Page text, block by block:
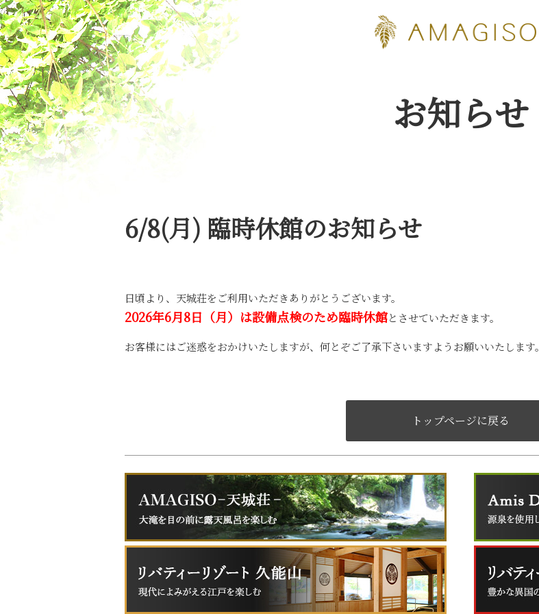
お知らせ
6/8(月) 臨時休館のお知らせ
日頃より、天城荘をご利用いただきありがとうございます。
2026年6月8日（月）は設備点検のため臨時休館とさせていただきます。
お客様にはご迷惑をおかけいたしますが、何とぞご了承下さいますようお願いいたします。
トップページに戻る